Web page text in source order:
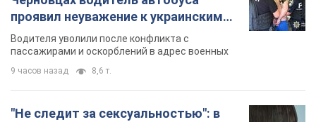
проявил неуважение к украинским
военным и поплатился за это.
Видео
Водителя уволили после конфликта с
пассажирами и оскорблений в адрес военных
9 часов назад 8,6 т.
"Не следит за сексуальностью": в